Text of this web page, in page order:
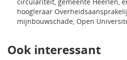
hoogleraar
mijnbouwschade, Open
Ook interessant